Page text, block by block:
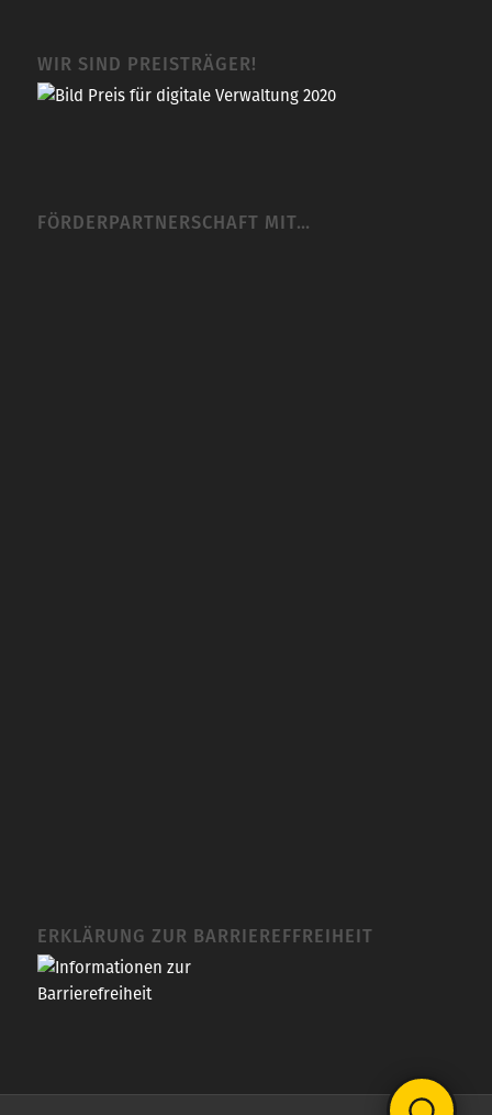
WIR SIND PREISTRÄGER!
FÖRDERPARTNERSCHAFT MIT…
ERKLÄRUNG ZUR BARRIEREFFREIHEIT